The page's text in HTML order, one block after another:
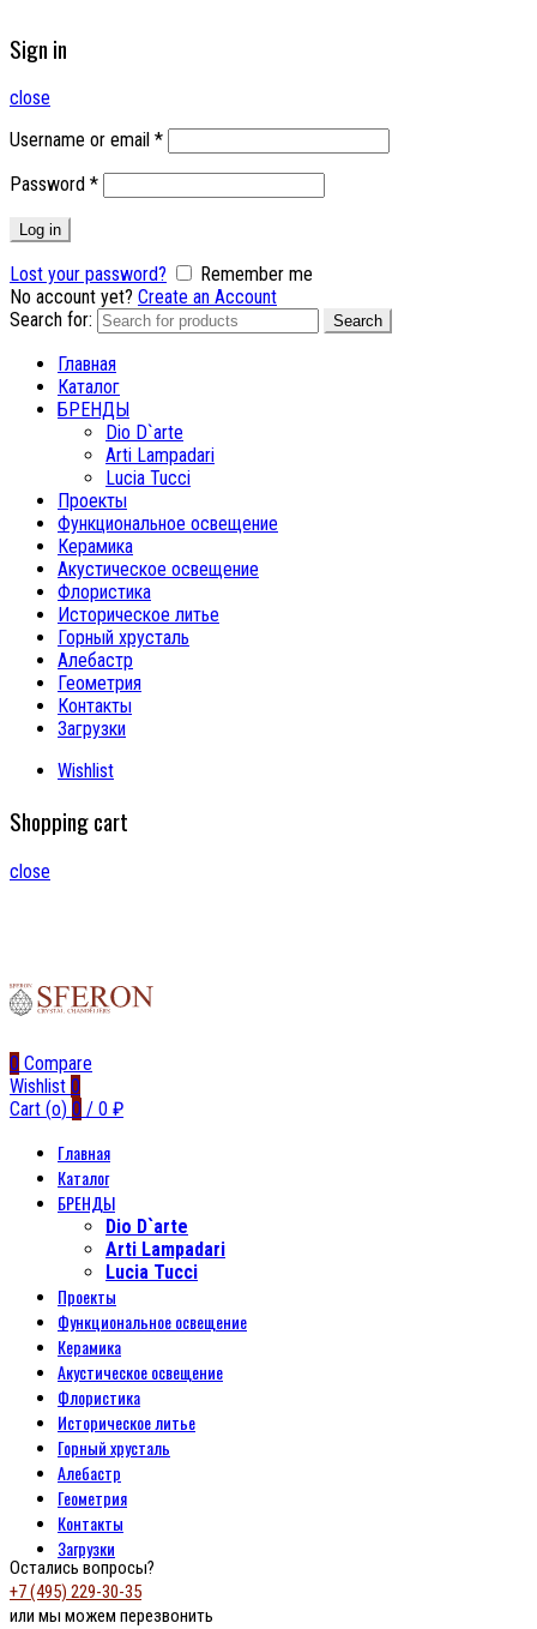
Sign in
close
Username or email *
Password *
Log in
Lost your password?
Remember me
No account yet? Create an Account
Search for:
Search
Главная
Каталог
БРЕНДЫ
Dio D`arte
Arti Lampadari
Lucia Tucci
Проекты
Функциональное освещение
Керамика
Акустическое освещение
Флористика
Историческое литье
Горный хрусталь
Алебастр
Геометрия
Контакты
Загрузки
Wishlist
Shopping cart
close
0 Compare
Wishlist 0
Cart (o) 0 / 0 ₽
Главная
Каталог
БРЕНДЫ
Dio D`arte
Arti Lampadari
Lucia Tucci
Проекты
Функциональное освещение
Керамика
Акустическое освещение
Флористика
Историческое литье
Горный хрусталь
Алебастр
Геометрия
Контакты
Загрузки
Остались вопросы?
+7 (495) 229-30-35
или мы можем перезвонить